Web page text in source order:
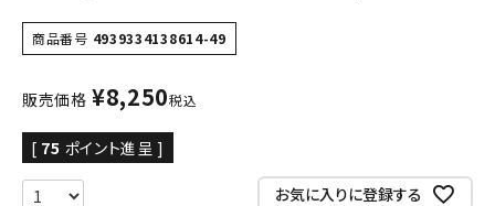
商品番号 4939334138614-49
販売価格 ¥8,250税込
[ 75 ポイント進呈 ]
お気に入りに登録する